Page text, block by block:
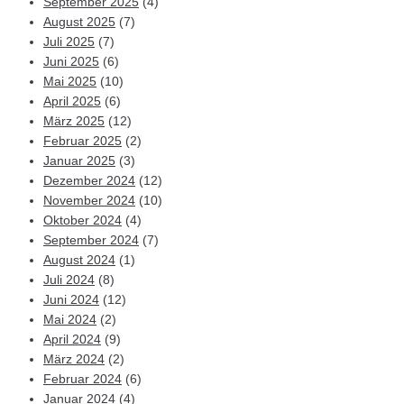
August 2025 (7)
Juli 2025 (7)
Juni 2025 (6)
Mai 2025 (10)
April 2025 (6)
März 2025 (12)
Februar 2025 (2)
Januar 2025 (3)
Dezember 2024 (12)
November 2024 (10)
Oktober 2024 (4)
September 2024 (7)
August 2024 (1)
Juli 2024 (8)
Juni 2024 (12)
Mai 2024 (2)
April 2024 (9)
März 2024 (2)
Februar 2024 (6)
Januar 2024 (4)